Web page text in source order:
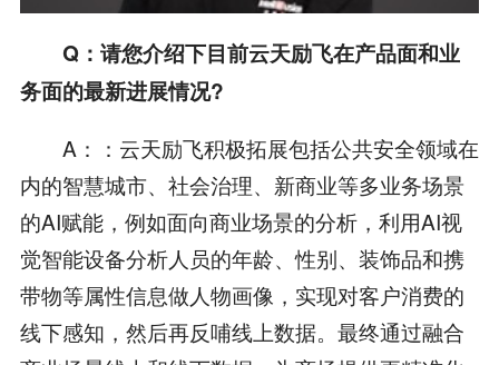
Q：请您介绍下目前云天励飞在产品面和业
务面的最新进展情况?
A：：云天励飞积极拓展包括公共安全领域在
内的智慧城市、社会治理、新商业等多业务场景
的AI赋能，例如面向商业场景的分析，利用AI视
觉智能设备分析人员的年龄、性别、装饰品和携
带物等属性信息做人物画像，实现对客户消费的
线下感知，然后再反哺线上数据。最终通过融合